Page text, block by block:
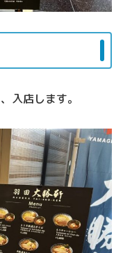
入店します。